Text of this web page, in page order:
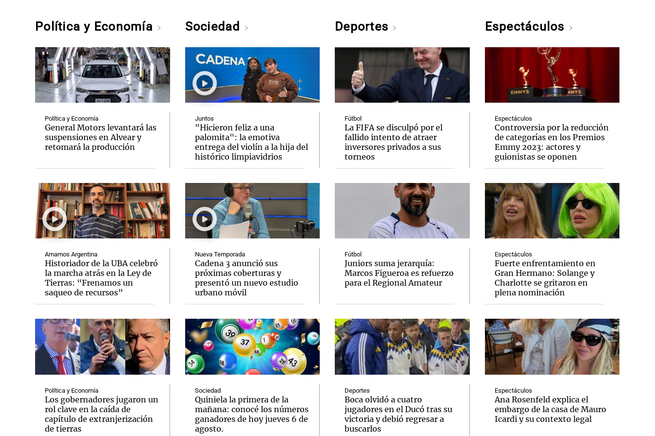
Política y Economía
Política y Economía
General Motors levantará las
suspensiones en Alvear y
retomará la producción
Amamos Argentina
Historiador de la UBA celebró
la marcha atrás en la Ley de
Tierras: “Frenamos un
saqueo de recursos”
Política y Economía
Los gobernadores jugaron un
rol clave en la caída de
capítulo de extranjerización
de tierras
Sociedad
Juntos
"Hicieron feliz a una
palomita": la emotiva
entrega del violín a la hija del
histórico limpiavidrios
Nueva Temporada
Cadena 3 anunció sus
próximas coberturas y
presentó un nuevo estudio
urbano móvil
Sociedad
Quiniela la primera de la
mañana: conocé los números
ganadores de hoy jueves 6 de
agosto.
Deportes
Fútbol
La FIFA se disculpó por el
fallido intento de atraer
inversores privados a sus
torneos
Fútbol
Juniors suma jerarquía:
Marcos Figueroa es refuerzo
para el Regional Amateur
Deportes
Boca olvidó a cuatro
jugadores en el Ducó tras su
victoria y debió regresar a
buscarlos
Espectáculos
Espectáculos
Controversia por la reducción
de categorías en los Premios
Emmy 2023: actores y
guionistas se oponen
Espectáculos
Fuerte enfrentamiento en
Gran Hermano: Solange y
Charlotte se gritaron en
plena nominación
Espectáculos
Ana Rosenfeld explica el
embargo de la casa de Mauro
Icardi y su contexto legal
Notas Notas
El huracán de Arequito
Notas
Cadena 3 en Groenlandia
Notas